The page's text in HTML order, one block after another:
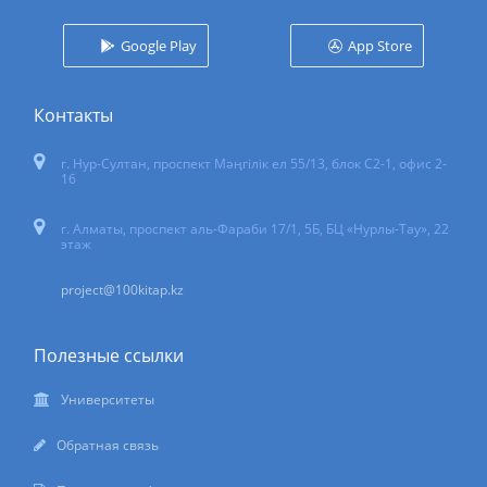
Google Play App Store
Контакты
г. Нур-Султан, проспект Мәңгілік ел 55/13, блок С2-1, офис 2-
16
г. Алматы, проспект аль-Фараби 17/1, 5Б, БЦ «Нурлы-Тау», 22
этаж
project@100kitap.kz
Полезные ссылки
Университеты
Обратная связь